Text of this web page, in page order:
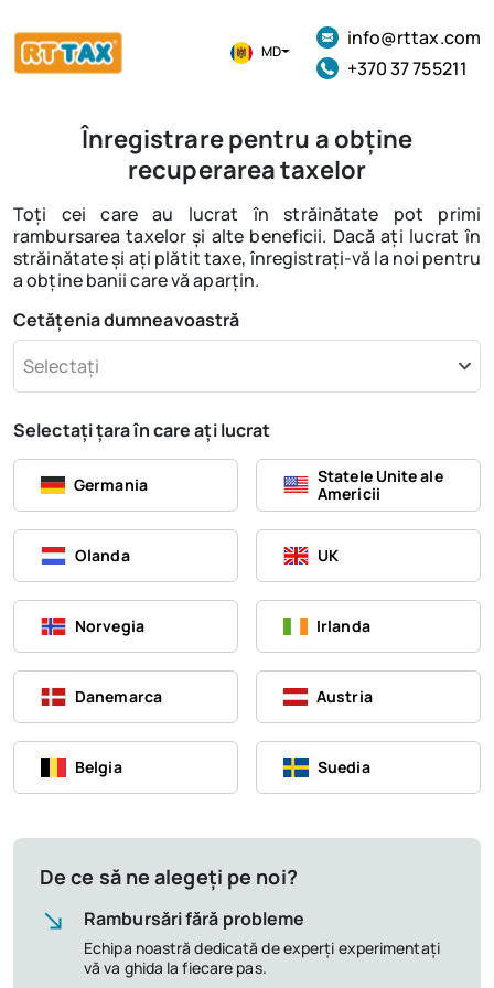
MD
info@rttax.com
+370 37 755211
Înregistrare pentru a obține
recuperarea taxelor
Toți cei care au lucrat în străinătate pot primi
rambursarea taxelor și alte beneficii. Dacă ați lucrat în
străinătate și ați plătit taxe, înregistrați-vă la noi pentru
a obține banii care vă aparțin.
Cetățenia dumneavoastră
Selectați
Selectați țara în care ați lucrat
Germania
Statele Unite ale
Americii
Olanda UK
Norvegia Irlanda
Danemarca Austria
Belgia Suedia
De ce să ne alegeți pe noi?
Rambursări fără probleme
Echipa noastră dedicată de experți experimentați
vă va ghida la fiecare pas.